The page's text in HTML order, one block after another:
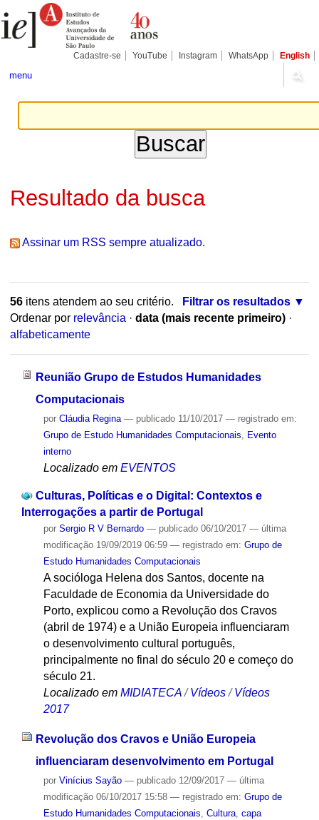
para
conteúdo.
Pessoais
Cadastre-se YouTube Instagram WhatsApp English
menu
Resultado da busca
Assinar um RSS sempre atualizado.
56itens atendem ao seu critério.
Filtrar os resultados
Ordenar por relevância · data (mais recente primeiro) ·
alfabeticamente
Reunião Grupo de Estudos Humanidades
Computacionais
por Cláudia Regina — publicado11/10/2017 — registrado em:
Grupo de Estudo Humanidades Computacionais
Evento
interno
Localizado em EVENTOS
Culturas, Políticas e o Digital: Contextos e
Interrogações a partir de Portugal
por Sergio R V Bernardo — publicado06/10/2017 — última
modificação19/09/2019 06:59 — registrado em: Grupo de
Estudo Humanidades Computacionais
A socióloga Helena dos Santos, docente na
Faculdade de Economia da Universidade do
Porto, explicou como a Revolução dos Cravos
(abril de 1974) e a União Europeia influenciaram
o desenvolvimento cultural português,
principalmente no final do século 20 e começo do
século 21.
Localizado em MIDIATECA /Vídeos /Vídeos
2017
Revolução dos Cravos e União Europeia
influenciaram desenvolvimento em Portugal
por Vinícius Sayão — publicado12/09/2017 — última
modificação06/10/2017 15:58 — registrado em: Grupo de
Estudo Humanidades Computacionais, Cultura, capa